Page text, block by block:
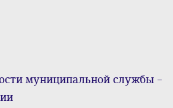
муниципальной службы –